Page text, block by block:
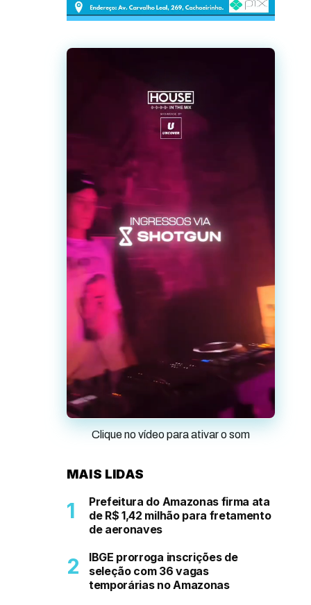
Clique no vídeo para ativar o som
MAIS LIDAS
Prefeitura do Amazonas firma ata
de R$ 1,42 milhão para fretamento
de aeronaves
IBGE prorroga inscrições de
seleção com 36 vagas
temporárias no Amazonas